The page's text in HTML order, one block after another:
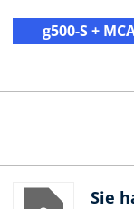
g500-S +
Sie